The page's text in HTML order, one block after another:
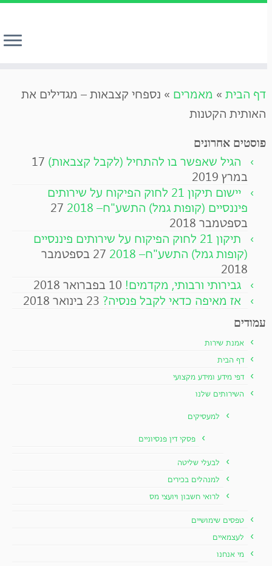
דף הבית » מאמרים » נספחי קצבאות – מגדילים את
האותית הקטנות
פוסטים אחרונים
הגיל שאפשר בו להתחיל (לקבל קצבאות) 17
במרץ 2019
יישום תיקון 21 לחוק הפיקוח על שירותים
פיננסיים (קופות גמל) התשע"ח– 2018
27
בספטמבר 2018
תיקון 21 לחוק הפיקוח על שירותים פיננסיים
(קופות גמל) התשע"ח– 2018
27 בספטמבר
2018
גבירותי ורבותי, מקדמים! 10 בפברואר 2018
אז מאיפה כדאי לקבל פנסיה? 23 בינואר 2018
עמודים
אמנת שירות
דף הבית
דפי מידע ומידע מקצועי
השירותים שלנו
למעסיקים
פסקי דין פנסיוניים
לבעלי שליטה
למנהלים בכירים
לרואי חשבון ויועצי מס
טפסים שימושיים
לעצמאיים
מי אנחנו